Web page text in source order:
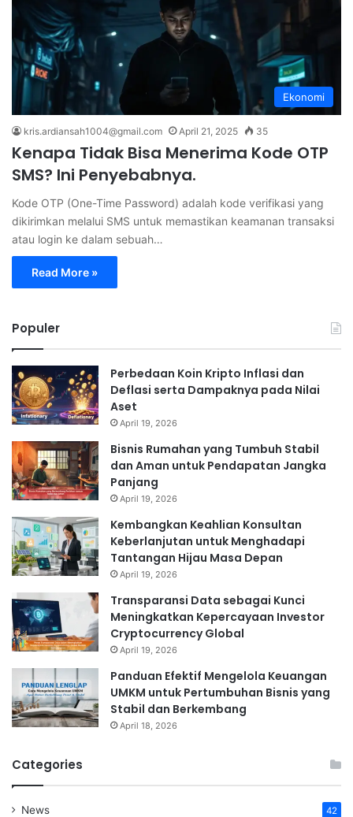
Ekonomi
kris.ardiansah1004@gmail.com April 21, 2025 35
Kenapa Tidak Bisa Menerima Kode OTP
SMS? Ini Penyebabnya.
Kode OTP (One-Time Password) adalah kode verifikasi yang
dikirimkan melalui SMS untuk memastikan keamanan transaksi
atau login ke dalam sebuah…
Read More »
Populer
Perbedaan Koin Kripto Inflasi dan
Deflasi serta Dampaknya pada Nilai
Aset
April 19, 2026
Bisnis Rumahan yang Tumbuh Stabil
dan Aman untuk Pendapatan Jangka
Panjang
April 19, 2026
Kembangkan Keahlian Konsultan
Keberlanjutan untuk Menghadapi
Tantangan Hijau Masa Depan
April 19, 2026
Transparansi Data sebagai Kunci
Meningkatkan Kepercayaan Investor
Cryptocurrency Global
April 19, 2026
Panduan Efektif Mengelola Keuangan
UMKM untuk Pertumbuhan Bisnis yang
Stabil dan Berkembang
April 18, 2026
Categories
News 42